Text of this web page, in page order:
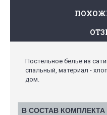
Постельное белье из
спальный, материал -
дом.
В СОСТАВ КОМПЛЕКТА